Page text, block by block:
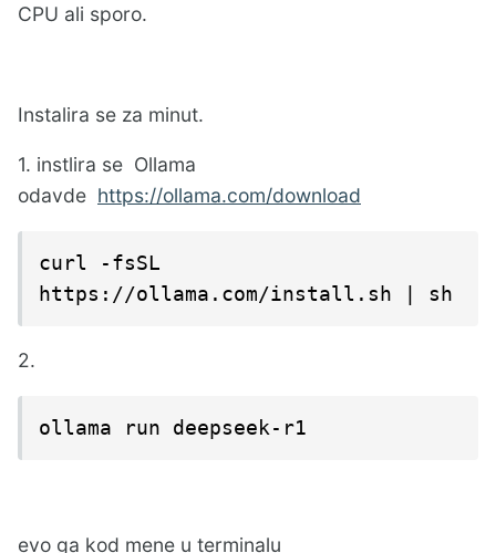
CPU ali sporo.
Instalira se za minut.
1. instlira se Ollama
odavde https://ollama.com/download
curl -fsSL
https://ollama.com/install.sh | sh
2.
ollama run deepseek-r1
evo ga kod mene u terminalu